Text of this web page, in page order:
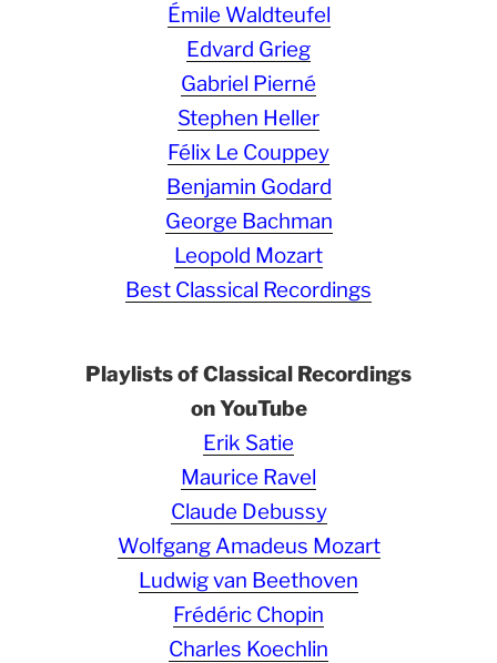
Émile Waldteufel
Edvard Grieg
Gabriel Pierné
Stephen Heller
Félix Le Couppey
Benjamin Godard
George Bachman
Leopold Mozart
Best Classical Recordings
Playlists of Classical Recordings
on YouTube
Erik Satie
Maurice Ravel
Claude Debussy
Wolfgang Amadeus Mozart
Ludwig van Beethoven
Frédéric Chopin
Charles Koechlin